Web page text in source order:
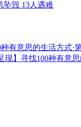
坠毁 13人遇难
种有意思的生活方式·
现】寻找100种有意